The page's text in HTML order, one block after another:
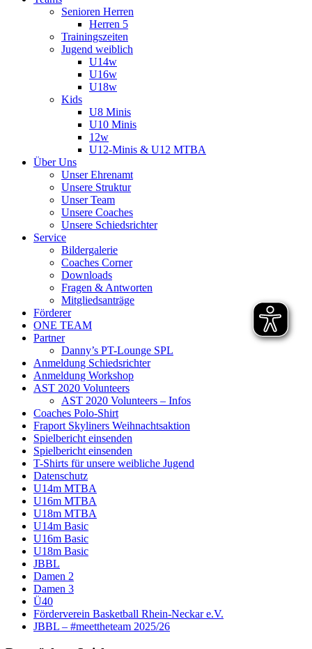
Senioren Herren
Herren 5
Trainingszeiten
Jugend weiblich
U14w
U16w
U18w
Kids
U8 Minis
U10 Minis
12w
U12-Minis & U12 MTBA
Über Uns
Unser Ehrenamt
Unsere Struktur
Unser Team
Unsere Coaches
Unsere Schiedsrichter
Service
Bildergalerie
Coaches Corner
Downloads
Fragen & Antworten
Mitgliedsanträge
Förderer
ONE TEAM
Partner
Danny’s PT-Lounge SPL
Anmeldung Schiedsrichter
Anmeldung Workshop
AST 2020 Volunteers
AST 2020 Volunteers – Infos
Coaches Polo-Shirt
Fraport Skyliners Weihnachtsaktion
Spielbericht einsenden
Spielbericht einsenden
T-Shirts für unsere weibliche Jugend
Datenschutz
U14m MTBA
U16m MTBA
U18m MTBA
U14m Basic
U16m Basic
U18m Basic
JBBL
Damen 2
Damen 3
Ü40
Förderverein Basketball Rhein-Neckar e.V.
JBBL – #meettheteam 2025/26